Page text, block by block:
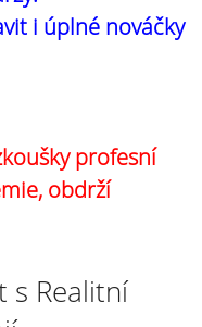
i úplné nováčky
profesní
obdrží
s Realitní